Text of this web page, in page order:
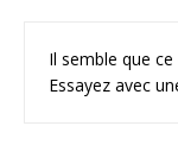
Il semble que
Essayez avec